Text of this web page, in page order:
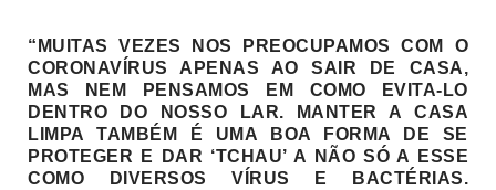
“MUITAS VEZES NOS PREOCUPAMOS COM O
CORONAVÍRUS APENAS AO SAIR DE CASA,
MAS NEM PENSAMOS EM COMO EVITA-LO
DENTRO DO NOSSO LAR. MANTER A CASA
LIMPA TAMBÉM É UMA BOA FORMA DE SE
PROTEGER E DAR ‘TCHAU’ A NÃO SÓ A ESSE
COMO DIVERSOS VÍRUS E BACTÉRIAS.